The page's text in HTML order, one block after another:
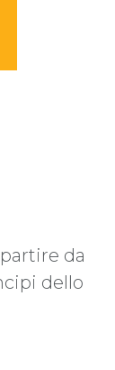
da
dello